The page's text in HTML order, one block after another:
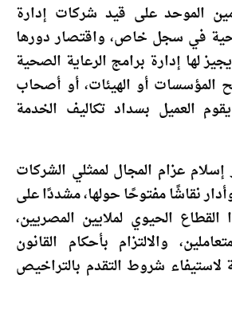
الموحد على قيد شركات إدارة
في سجل خاص، واقتصار دورها
لها إدارة برامج الرعاية الصحية
المؤسسات أو الهيئات، أو أصحاب
العميل بسداد تكاليف الخدمة
عزام المجال لممثلي الشركات
نقاشًا مفتوحًا حولها، مشددًا على
القطاع الحيوي لملايين المصريين،
والالتزام بأحكام القانون
لاستيفاء شروط التقدم بالتراخيص